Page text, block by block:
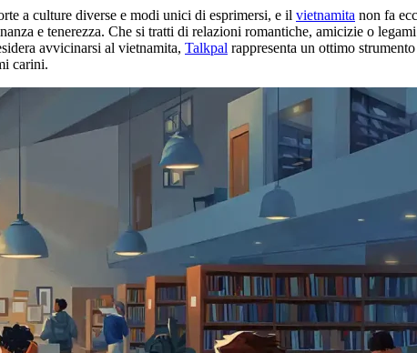
a culture diverse e modi unici di esprimersi, e il vietnamita non fa
e tenerezza. Che si tratti di relazioni romantiche, amicizie o
avvicinarsi al vietnamita, Talkpal rappresenta un ottimo
carini.